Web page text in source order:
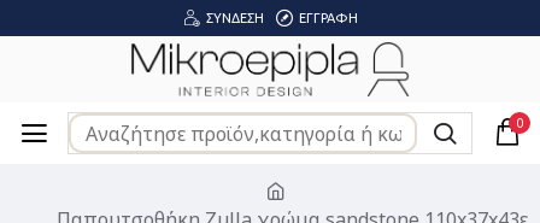
ΣΎΝΔΕΣΗ ΕΓΓΡΑΦΉ
0